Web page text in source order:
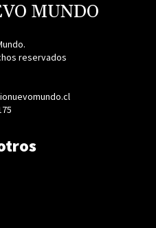
MUNDO
reservados